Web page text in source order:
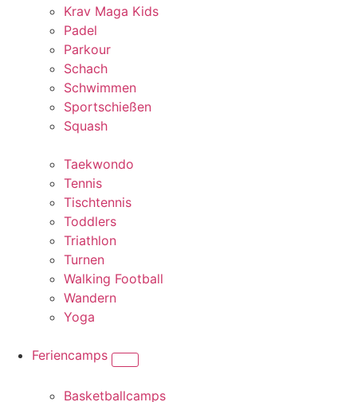
Krav Maga Kids
Padel
Parkour
Schach
Schwimmen
Sportschießen
Squash
Taekwondo
Tennis
Tischtennis
Toddlers
Triathlon
Turnen
Walking Football
Wandern
Yoga
Feriencamps
Basketballcamps